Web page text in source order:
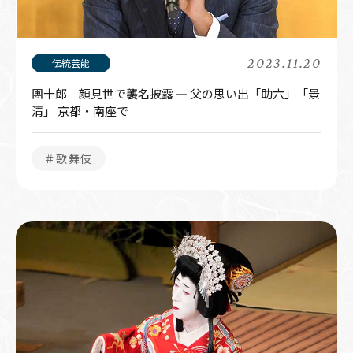
2023.11.20
團十郎 顔見世で襲名披露 ― 父の思い出「助六」「景
清」 京都・南座で
＃歌舞伎